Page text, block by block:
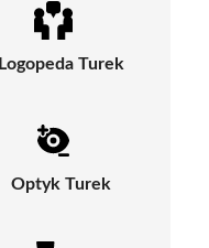
Logopeda Turek
Optyk Turek